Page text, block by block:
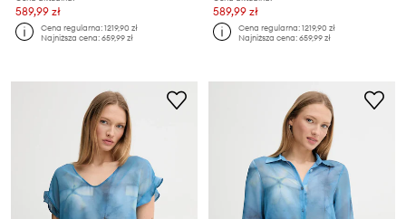
589,99 zł
Cena regularna:1219,90 zł
Najniższa cena:659,99 zł
589,99 zł
Cena regularna:1219,90 zł
Najniższa cena:659,99 zł